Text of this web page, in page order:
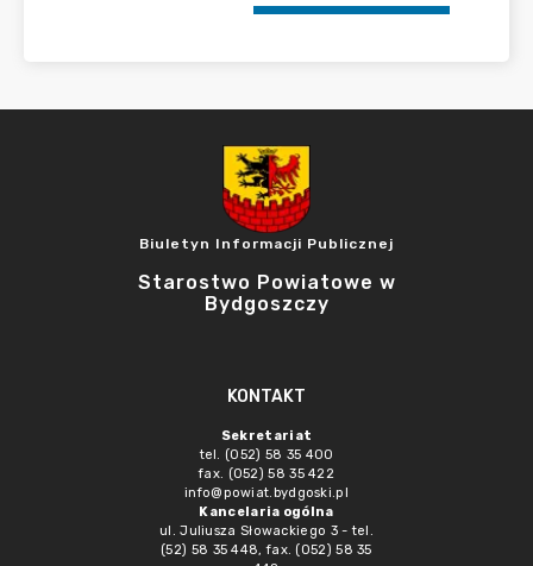
Biuletyn Informacji Publicznej
Starostwo Powiatowe w
Bydgoszczy
KONTAKT
Sekretariat
tel. (052) 58 35 400
fax. (052) 58 35 422
info@powiat.bydgoski.pl
Kancelaria ogólna
ul. Juliusza Słowackiego 3 - tel.
(52) 58 35 448, fax. (052) 58 35